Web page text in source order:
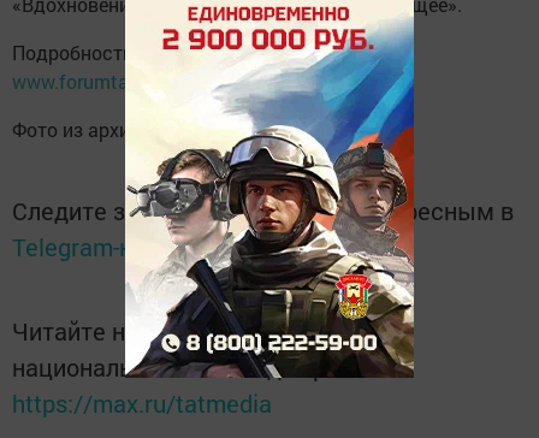
Подробности на официальном сайте
www.forumtatarstan.ru
.
Фото из архива форума.
Следите за самым важным и интересным в
Telegram-каналеТатмедиа
Читайте новости Татарстана в
национальном мессенджере MАХ:
https://max.ru/tatmedia